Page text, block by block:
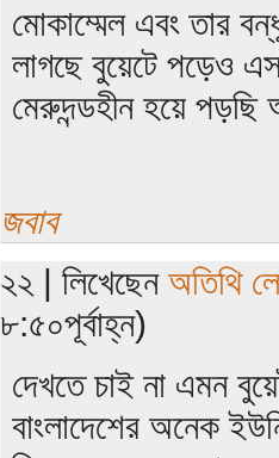
মোকাম্মেল এবং তার
লাগছে বুয়েটে পড়েও
মেরুদন্ডহীন হয়ে পড়ছি
জবাব
২২ | লিখেছেন অতিথি
৮:৫০পূর্বাহ্ন)
দেখতে চাই না এমন
বাংলাদেশের অনেক